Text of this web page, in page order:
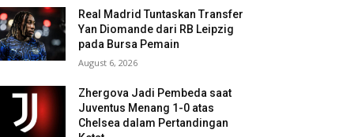
Real Madrid Tuntaskan Transfer
Yan Diomande dari RB Leipzig
pada Bursa Pemain
August 6, 2026
Zhergova Jadi Pembeda saat
Juventus Menang 1-0 atas
Chelsea dalam Pertandingan